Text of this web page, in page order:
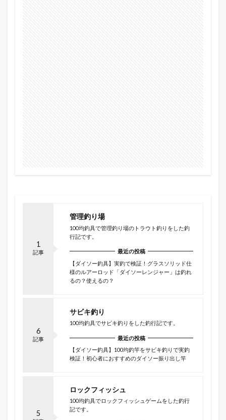
1
記事
管理釣り場
100均釣具で管理釣り場のトラウト釣りをした釣
行記です。
最近の投稿
【ダイソー釣具】実釣で検証！グラスソリッド仕
様のルアーロッド「ダイソーレンジャー」は釣れ
るの？使えるの？
6
記事
サビキ釣り
100均釣具でサビキ釣りをした釣行記です。
最近の投稿
【ダイソー釣具】100均釣竿をサビキ釣りで実釣
検証！初心者におすすめのダイソー振り出し竿
5
ロックフィッシュ
100均釣具でロックフィッシュゲームをした釣行
記です。